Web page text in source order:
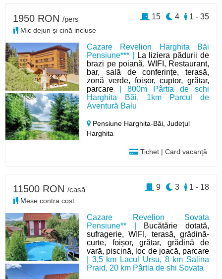
Cazare Revelion Harghita Băi
Pensiune*** |
La liziera pădurii de
brazi pe poiană, WIFI, Restaurant,
bar, sală de conferințe, terasă,
zonă verde, foișor, cuptor, grătar,
parcare | 800m Pârtia de schi
Harghita Băi, 1km Parcul de
Aventură Balu
Pensiune Harghita-Băi,Județul
Harghita
Tichet | Card vacanță
1950 RON /pers
Mic dejun și cină incluse
1 - 35
4
15
Cazare Revelion Sovata
Pensiune** | Bucătărie dotată,
sufragerie, WIFI, terasă, grădină-
curte, foișor, grătar, grădină de
vară, piscină, loc de joacă, parcare
| 3,5 km Lacul Ursu, 8 km Salina
Praid, 20 km Pârtia de shi Sovata
11500 RON /casă
Mese contra cost
1 - 18
3
9